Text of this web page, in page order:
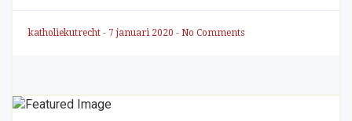
katholiekutrecht - 7 januari 2020 - No Comments